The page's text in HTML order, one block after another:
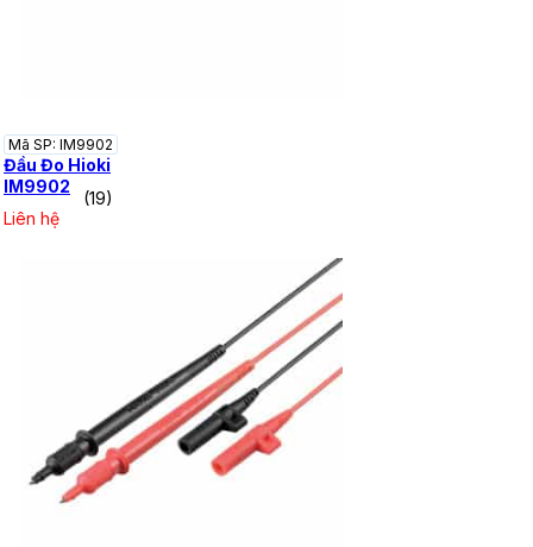
Mã SP: IM9902
Đầu Đo Hioki
IM9902
(19)
Liên hệ